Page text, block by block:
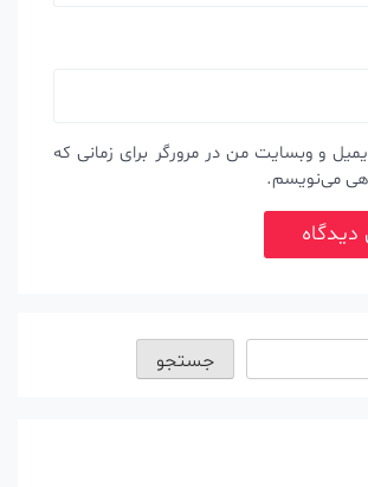
و وبسایت من در مرورگر برای زمانی که
می‌نویسم.
جستجو